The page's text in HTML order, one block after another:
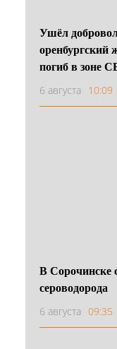
Ушёл
оренбургский
погиб в зоне
6 августа 10:09
В Сорочинске
сероводорода
6 августа 09:35